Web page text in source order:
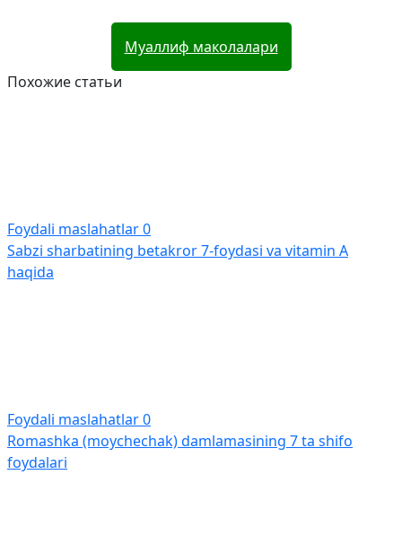
Муаллиф маколалари
Похожие статьи
Foydali maslahatlar0
Sabzi sharbatining betakror 7-foydasi va vitamin A
haqida
Foydali maslahatlar0
Romashka (moychechak) damlamasining 7 ta shifo
foydalari